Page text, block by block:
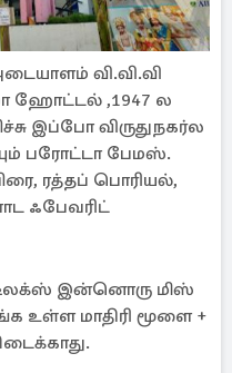
வி.வி.வி
ஹோட்டல் ,1947 ல
இப்போ விருதுநகர்ல
பரோட்டா பேமஸ்.
ரத்தப் பொரியல்,
ஃபேவரிட்
இன்னொரு மிஸ்
மாதிரி மூளை +